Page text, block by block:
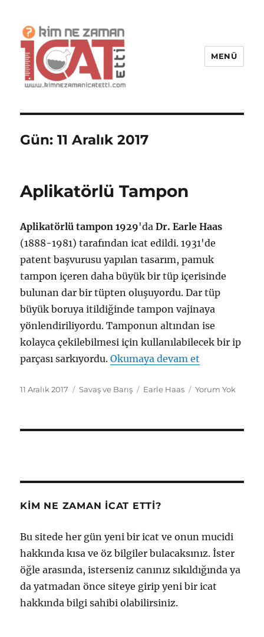
MENÜ
Gün:11 Aralık 2017
Aplikatörlü Tampon
Aplikatörlü tampon 1929'daDr. Earle Haas
(1888-1981) tarafından icat edildi. 1931'de
patent başvurusu yapılan tasarım, pamuk
tampon içeren daha büyük bir tüp içerisinde
bulunan dar bir tüpten oluşuyordu. Dar tüp
büyük boruya itildiğinde tampon vajinaya
yönlendiriliyordu. Tamponun altından ise
kolayca çekilebilmesi için kullanılabilecek bir ip
parçası sarkıyordu.Okumaya devam et
Yayın
11 Aralık 2017 Kategoriler
Savaş ve Barış Etiketler
Earle Haas Yorum Yok
KIM NE ZAMAN İCAT ETTI?
Bu sitede her gün yeni bir icat ve onun mucidi
hakkında kısa ve öz bilgiler bulacaksınız. İster
öğle arasında, isterseniz canınız sıkıldığında ya
da yatmadan önce siteye girip yeni bir icat
hakkında bilgi sahibi olabilirsiniz.